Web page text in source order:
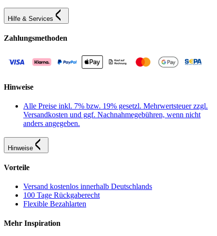
Hilfe & Services
Zahlungsmethoden
Hinweise
Alle Preise inkl. 7% bzw. 19% gesetzl. Mehrwertsteuer zzgl.
Versandkosten und ggf. Nachnahmegebühren, wenn nicht
anders angegeben.
Hinweise
Vorteile
Versand kostenlos innerhalb Deutschlands
100 Tage Rückgaberecht
Flexible Bezahlarten
Mehr Inspiration